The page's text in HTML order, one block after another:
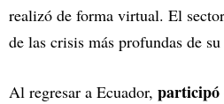
realizó de forma virtual. El
de las crisis más profundas de
Al regresar a Ecuador, participó